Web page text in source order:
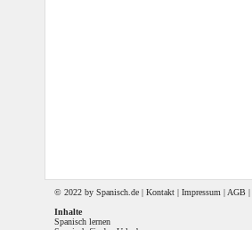
© 2022 by Spanisch .de | Kontakt | Impressum | AGB |
Inhalte
Spanisch lernen